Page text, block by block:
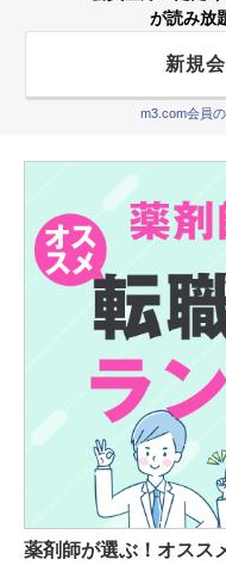
が読み放
新規
m3.com会員
薬剤師が選ぶ！オスス